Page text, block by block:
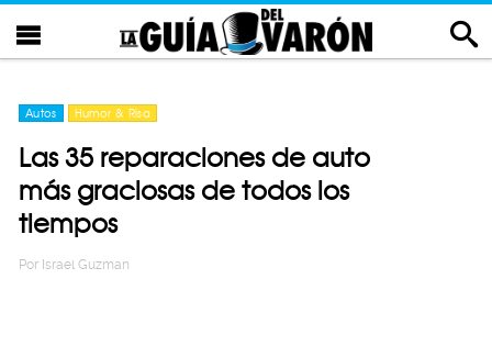
Autos Humor & Risa
Las 35 reparaciones de auto
más graciosas de todos los
tiempos
Por Israel Guzman